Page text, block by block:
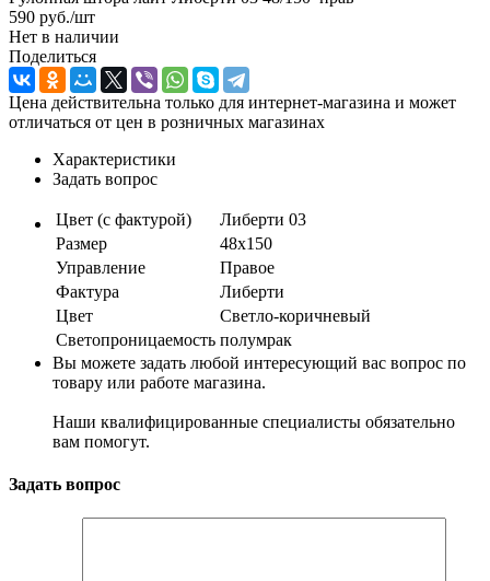
590 руб./шт
Нет в наличии
Поделиться
Цена действительна только для интернет-магазина и может
отличаться от цен в розничных магазинах
Характеристики
Задать вопрос
Цвет (с фактурой)
Либерти 03
Размер
48х150
Управление
Правое
Фактура
Либерти
Цвет
Светло-коричневый
Светопроницаемость полумрак
Вы можете задать любой интересующий вас вопрос по
товару или работе магазина.
Наши квалифицированные специалисты обязательно
вам помогут.
Задать вопрос